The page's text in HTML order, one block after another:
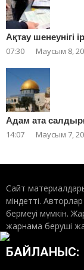
Ақтау шенеунігі
07:30 Маусым 8,
Адам ата
14:07 Маусым 7,
Сайт
міндетті.
бермеуі мүмкін.
жарнама беруші
БАЙЛАНЫС: